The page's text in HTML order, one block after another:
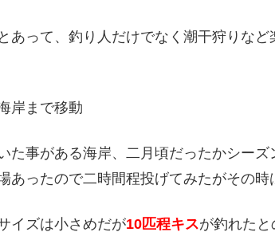
あって、釣り人だけでなく潮干狩りな
岸まで移動
た事がある海岸、二月頃だったかシーズ
あったので二時間程投げてみたがその時
イズは小さめだが10匹程キスが釣れたと